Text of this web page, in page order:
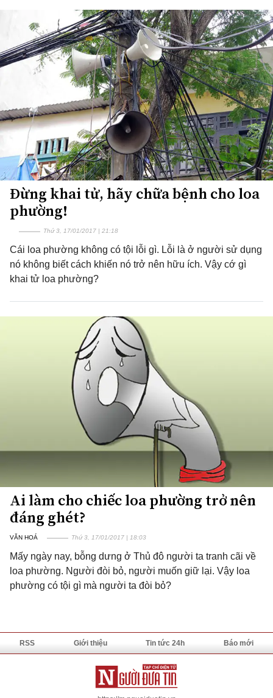
Đừng khai tử, hãy chữa bệnh cho loa
phường!
Thứ 3, 17/01/2017 | 21:18
Cái loa phường không có tội lỗi gì. Lỗi là ở người sử dụng
nó không biết cách khiến nó trở nên hữu ích. Vậy cớ gì
khai tử loa phường?
Ai làm cho chiếc loa phường trở nên
đáng ghét?
VĂN HOÁ Thứ 3, 17/01/2017 | 18:03
Mấy ngày nay, bỗng dưng ở Thủ đô người ta tranh cãi về
loa phường. Người đòi bỏ, người muốn giữ lại. Vậy loa
phường có tội gì mà người ta đòi bỏ?
RSS Giới thiệu Tin tức 24h Báo mới